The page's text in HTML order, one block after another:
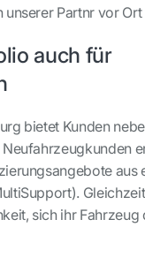
Partnr vor
auch für
bietet Kunden
aus
sich ihr